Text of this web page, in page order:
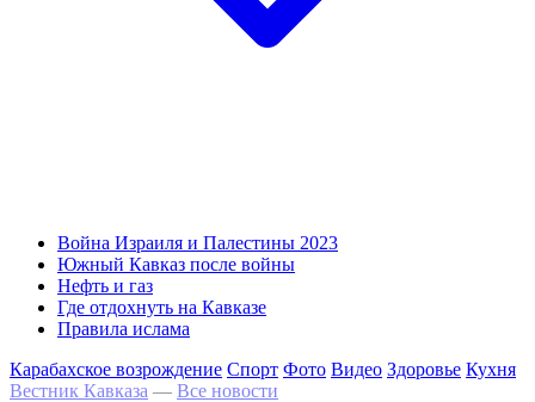
Война Израиля и Палестины 2023
Южный Кавказ после войны
Нефть и газ
Где отдохнуть на Кавказе
Правила ислама
Карабахское возрождение Спорт Фото Видео Здоровье Кухня
Вестник Кавказа — Все новости